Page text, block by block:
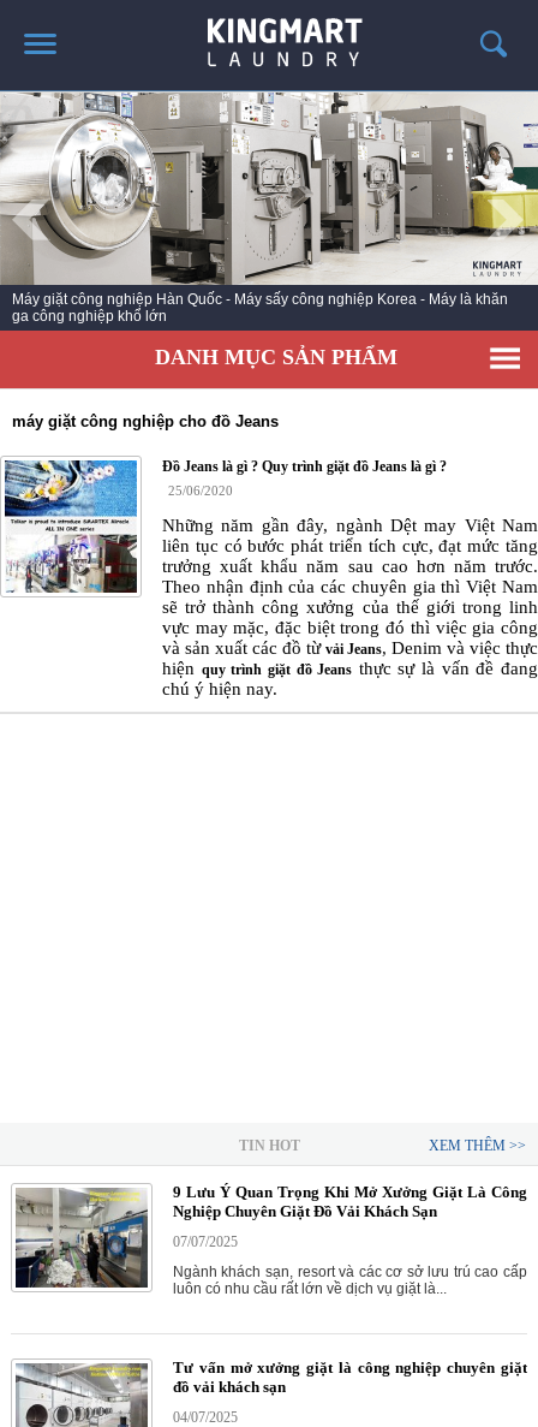
TRANG CHỦ
GIỚI THIỆU
SẢN PHẨM
TIN TỨC GIẶT LÀ
CÔNG TRÌNH TRIỂN KHAI
LIÊN HỆ
Máy giặt công nghiệp Hàn Quốc - Máy sấy công nghiệp Korea - Máy là khăn
ga công nghiệp khổ lớn
DANH MỤC SẢN PHẨM
máy giặt công nghiệp cho đồ Jeans
Đồ Jeans là gì ? Quy trình giặt đồ Jeans là gì ?
25/06/2020
Những năm gần đây, ngành Dệt may Việt Nam
liên tục có bước phát triển tích cực, đạt mức tăng
trưởng xuất khẩu năm sau cao hơn năm trước.
Theo nhận định của các chuyên gia thì Việt Nam
sẽ trở thành công xưởng của thế giới trong linh
vực may mặc, đặc biệt trong đó thì việc gia công
và sản xuất các đồ từ vải Jeans, Denim và việc thực
hiện quy trình giặt đồ Jeans thực sự là vấn đề đang
chú ý hiện nay.
TIN HOT XEM THÊM >>
9 Lưu Ý Quan Trọng Khi Mở Xưởng Giặt Là Công
Nghiệp Chuyên Giặt Đồ Vải Khách Sạn
07/07/2025
Ngành khách sạn, resort và các cơ sở lưu trú cao cấp
luôn có nhu cầu rất lớn về dịch vụ giặt là...
Tư vấn mở xưởng giặt là công nghiệp chuyên giặt
đồ vải khách sạn
04/07/2025